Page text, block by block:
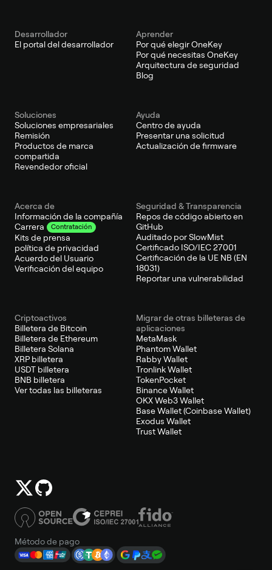
Desarrollador
El portal del desarrollador
Aprender
Por qué elegir OneKey
Por qué necesitas OneKey
Arquitectura de seguridad
Blog
Soluciones
Soluciones empresariales
Remisión
Productos de marca
compartida
Revendedor oficial
Ayuda
Centro de ayuda
Presentar una solicitud
Actualización de firmware
Acerca de
Información de la compañía
Carrera
Contratación
Kits de prensa
política de privacidad
Acuerdo del Usuario
Verificación del equipo
Seguridad & Transparencia
Repos de código abierto en
GitHub
Auditado por SlowMist
Certificado ISO/IEC 27001
Certificación de la UE NB (EN
18031)
Reportar una vulnerabilidad
Criptoactivos
Billetera de Bitcoin
Billetera de Ethereum
Billetera Solana
XRP billetera
USDT billetera
BNB billetera
Ver todas las billeteras
Migrar de otras billeteras de
aplicaciones
MetaMask
Phantom Wallet
Rabby Wallet
Tronlink Wallet
TokenPocket
Binance Wallet
OKX Web3 Wallet
Base Wallet (Coinbase Wallet)
Exodus Wallet
Trust Wallet
Método de pago